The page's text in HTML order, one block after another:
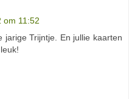
om 11:52
jarige Trijntje. En jullie kaarten